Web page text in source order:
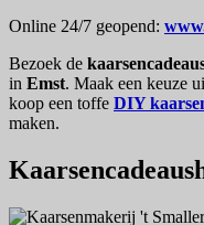
Online 24/7 geopend:
Bezoek de
in Emst. Maak een keuze
koop een toffe DIY
maken.